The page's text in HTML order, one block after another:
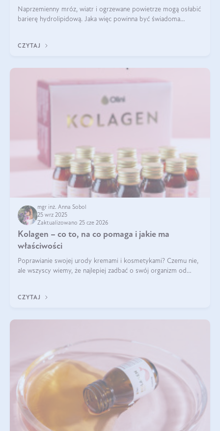
Naprzemienny mróz, wiatr i ogrzewane powietrze mogą osłabić
barierę hydrolipidową. Jaka więc powinna być świadoma
CZYTAJ
mgr inż. Anna Sobol
25 wrz 2025
Zaktualizowano 25 cze 2026
Kolagen – co to, na co pomaga i jakie ma
właściwości
Poprawianie swojej urody kremami i kosmetykami? Czemu nie,
ale wszyscy wiemy, że najlepiej zadbać o swój organizm od
wysokiej jakości suplem
CZYTAJ